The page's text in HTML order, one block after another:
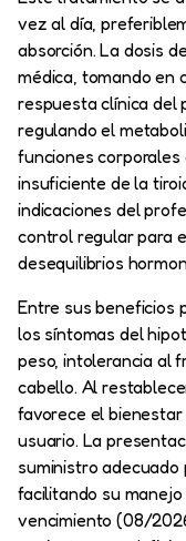
vez al día,
absorción. La dosis
médica, tomando en
respuesta clínica del
regulando el
funciones
insuficiente de la
indicaciones del
control regular para
desequilibrios
Entre sus beneficios
los síntomas del
peso, intolerancia al
cabello. Al
favorece el
usuario. La
suministro
facilitando su
vencimiento (08/